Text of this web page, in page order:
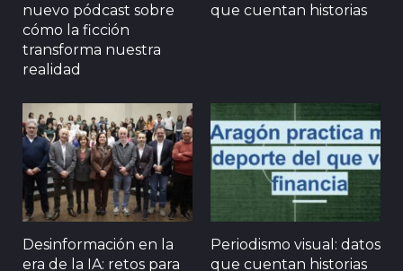
nuevo pódcast sobre
cómo la ficción
transforma nuestra
realidad
que cuentan historias
Desinformación en la
era de la IA: retos para
Periodismo visual: datos
que cuentan historias